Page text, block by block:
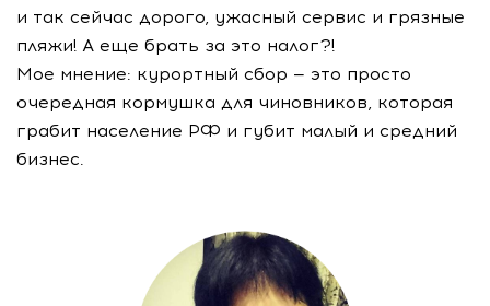
и так сейчас дорого, ужасный сервис и грязные
пляжи! А еще брать за это налог?!
Мое мнение: курортный сбор — это просто
очередная кормушка для чиновников, которая
грабит население РФ и губит малый и средний
бизнес.